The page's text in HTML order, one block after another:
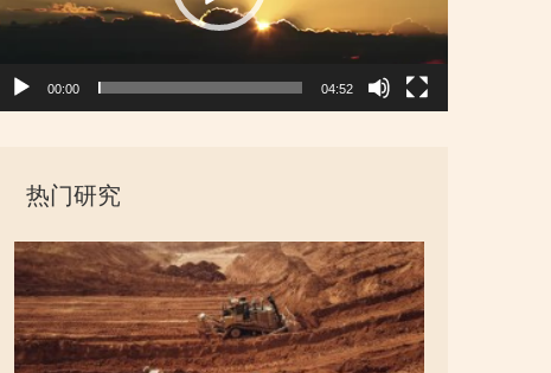
00:00 04:52
热门研究